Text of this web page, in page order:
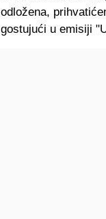
odložena,
gostujući u emisiji